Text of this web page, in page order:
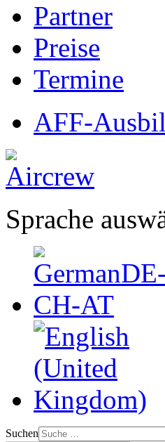
Partner
Preise
Termine
AFF-
Sprache
Suchen